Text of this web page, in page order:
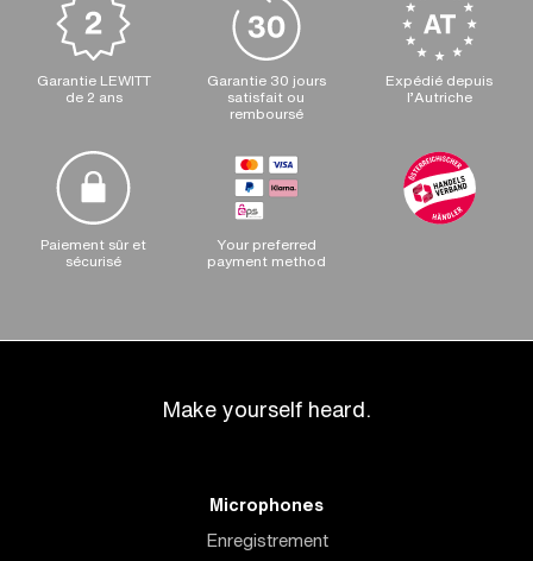
Garantie LEWITT
de 2 ans
Garantie 30 jours
satisfait ou
remboursé
Expédié depuis
l’Autriche
Paiement sûr et
sécurisé
Your preferred
payment method
Make yourself heard.
Microphones
Enregistrement